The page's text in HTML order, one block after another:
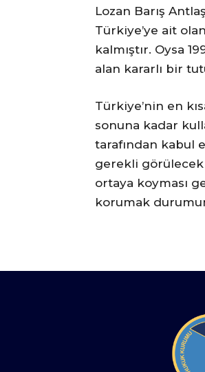
Lozan Barış
Türkiye’ye ait
kalmıştır. Oysa
alan kararlı bir
Türkiye’nin en
sonuna kadar
tarafından kabul
gerekli
ortaya koyması
korumak